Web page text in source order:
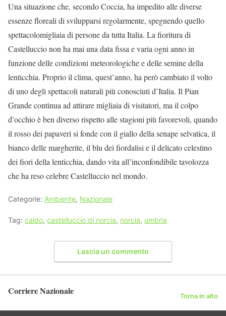
Una situazione che, secondo Coccia, ha impedito alle diverse
essenze floreali di svilupparsi regolarmente, spegnendo quello
spettacolomigliaia di persone da tutta Italia. La fioritura di
Castelluccio non ha mai una data fissa e varia ogni anno in
funzione delle condizioni meteorologiche e delle semine della
lenticchia. Proprio il clima, quest’anno, ha però cambiato il volto
di uno degli spettacoli naturali più conosciuti d’Italia. Il Pian
Grande continua ad attirare migliaia di visitatori, ma il colpo
d’occhio è ben diverso rispetto alle stagioni più favorevoli, quando
il rosso dei papaveri si fonde con il giallo della senape selvatica, il
bianco delle margherite, il blu dei fiordalisi e il delicato celestino
dei fiori della lenticchia, dando vita all’inconfondibile tavolozza
che ha reso celebre Castelluccio nel mondo.
Categorie: Ambiente, Nazionale
Tag: caldo, castelluccio di norcia, norcia, umbria
Lascia un commento
Corriere Nazionale Torna in alto